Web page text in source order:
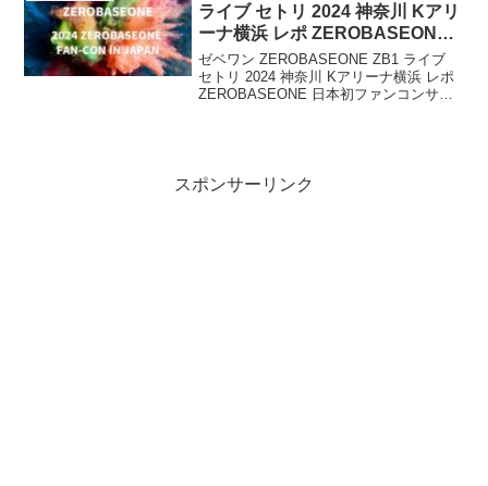
ライブ セトリ 2024 神奈川 Kアリ
ーナ横浜 レポ ZEROBASEONE
日本初ファンコンサート 『2024
ZEROBASEONE FAN-CON IN
JAPAN』
ゼベワン ZEROBASEONE ZB1 ライブ
セトリ 2024 神奈川 Kアリーナ横浜 レポ
ZEROBASEONE 日本初ファンコンサー
スポンサーリンク